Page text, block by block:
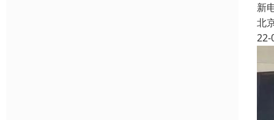
新
北
22-